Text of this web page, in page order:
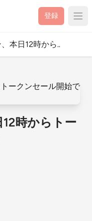
登録
本日12時から..
時からトー